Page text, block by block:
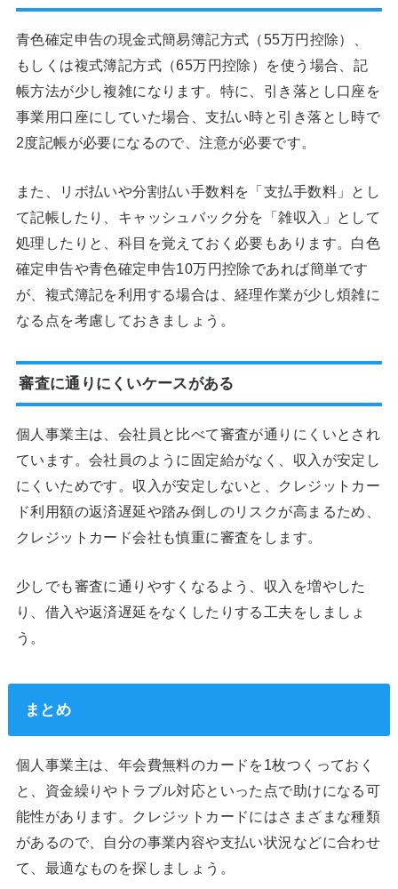
青色確定申告の現金式簡易簿記方式（55万円控除）、
もしくは複式簿記方式（65万円控除）を使う場合、記
帳方法が少し複雑になります。特に、引き落とし口座を
事業用口座にしていた場合、支払い時と引き落とし時で
2度記帳が必要になるので、注意が必要です。
また、リボ払いや分割払い手数料を「支払手数料」とし
て記帳したり、キャッシュバック分を「雑収入」として
処理したりと、科目を覚えておく必要もあります。白色
確定申告や青色確定申告10万円控除であれば簡単です
が、複式簿記を利用する場合は、経理作業が少し煩雑に
なる点を考慮しておきましょう。
審査に通りにくいケースがある
個人事業主は、会社員と比べて審査が通りにくいとされ
ています。会社員のように固定給がなく、収入が安定し
にくいためです。収入が安定しないと、クレジットカー
ド利用額の返済遅延や踏み倒しのリスクが高まるため、
クレジットカード会社も慎重に審査をします。
少しでも審査に通りやすくなるよう、収入を増やした
り、借入や返済遅延をなくしたりする工夫をしましょ
う。
まとめ
個人事業主は、年会費無料のカードを1枚つくっておく
と、資金繰りやトラブル対応といった点で助けになる可
能性があります。クレジットカードにはさまざまな種類
があるので、自分の事業内容や支払い状況などに合わせ
て、最適なものを探しましょう。